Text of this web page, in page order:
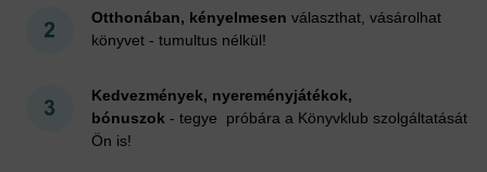
Otthonában, kényelmesen választhat, vásárolhat
könyvet - tumultus nélkül!
Kedvezmények, nyereményjátékok,
bónuszok - tegye próbára a Könyvklub szolgáltatását
Ön is!